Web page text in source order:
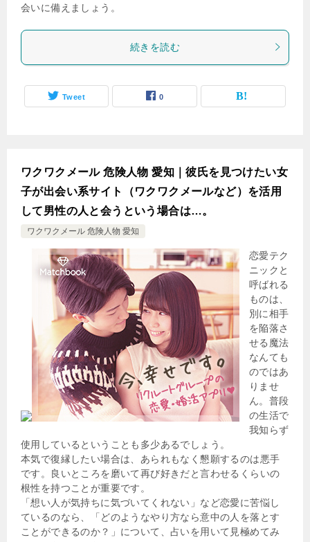
会いに備えましょう。
続きを読む
Tweet 0
ワクワクメール 危険人物 愛知｜彼氏を見つけたい女
子が出会い系サイト（ワクワクメールなど）を活用
して男性の人と会うという場合は…。
ワクワクメール 危険人物 愛知
恋愛テク
ニックと
呼ばれる
ものは、
別に相手
を陥落さ
せる魔法
なんても
のではあ
りませ
ん。普段
の生活で
我知らず
使用しているということも多少あるでしょう。
本気で復縁したい場合は、あられもなく懇願するのは悪手
です。良いところを磨いて再び好きだと言わせるくらいの
根性を持つことが重要です。
「想い人が気持ちに気づいてくれない」など恋愛に苦悩し
ているのなら、「どのようなやり方なら意中の人を落とす
ことができるのか？」について、占いを用いて見極めてみ